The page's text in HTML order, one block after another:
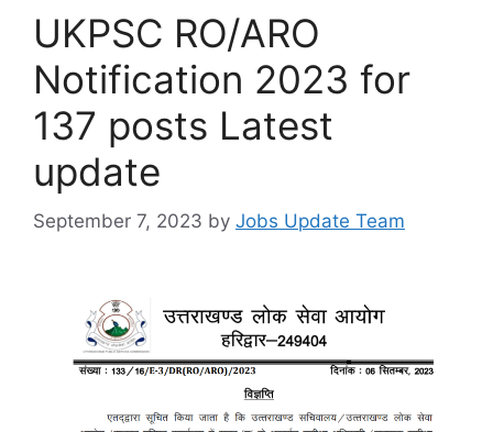
UKPSC RO/ARO
Notification 2023 for
137 posts Latest
update
September 7, 2023 by Jobs Update Team